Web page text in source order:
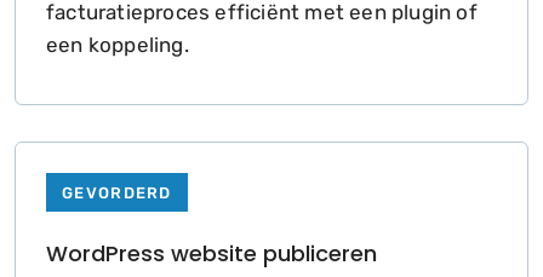
facturatieproces efficiënt met een plugin of
een koppeling.
GEVORDERD
WordPress website publiceren